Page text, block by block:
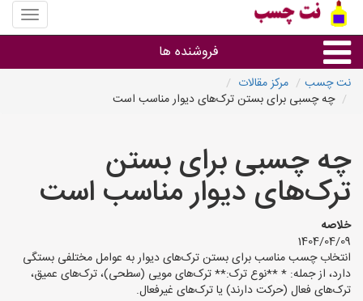
منوی
سایت
چسب
فروشنده ها
گروه ها
استان ها
نت چسب
مرکز مقالات
چه چسبی برای بستن ترک‌های دیوار مناسب است
چه چسبی برای بستن
ترک‌های دیوار مناسب است
خلاصه
1404/04/09
انتخاب چسب مناسب برای بستن ترک‌های دیوار به عوامل مختلفی بستگی
دارد، از جمله: * **نوع ترک:** ترک‌های مویی (سطحی)، ترک‌های عمیق،
ترک‌های فعال (حرکت دارند) یا ترک‌های غیرفعال.